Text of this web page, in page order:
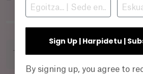
TÍTULO
Sign Up | Harpidetu |
By signing up, you agree to